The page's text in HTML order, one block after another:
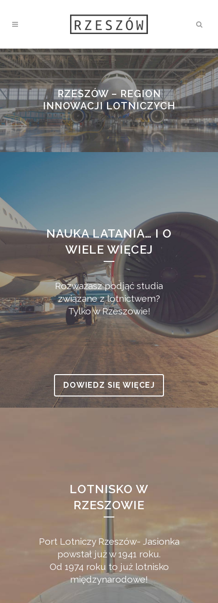
RZESZÓW – REGION
INNOWACJI LOTNICZYCH
NAUKA LATANIA… I O
WIELE WIĘCEJ
Rozważasz podjąć studia
związane z lotnictwem?
Tylko w Rzeszowie!
DOWIEDZ SIĘ WIĘCEJ
LOTNISKO W
RZESZOWIE
Port Lotniczy Rzeszów- Jasionka
powstał już w 1941 roku.
Od 1974 roku to już lotnisko
międzynarodowe!